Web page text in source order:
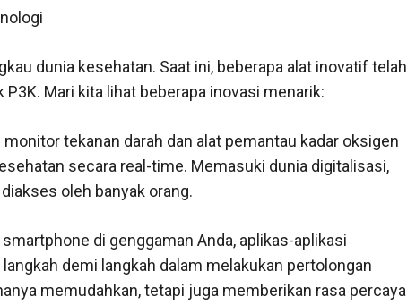
dunia kesehatan. Saat ini, beberapa alat inovatif telah
Mari kita lihat beberapa inovasi menarik:
tekanan darah dan alat pemantau kadar oksigen
secara real-time. Memasuki dunia digitalisasi,
oleh banyak orang.
di genggaman Anda, aplikas-aplikasi
demi langkah dalam melakukan pertolongan
memudahkan, tetapi juga memberikan rasa percaya